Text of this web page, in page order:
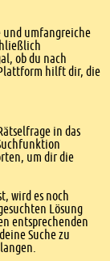
und umfangreiche
ob du nach
hilft dir, die
in das
um dir die
wird es noch
Lösung
entsprechenden
Suche zu